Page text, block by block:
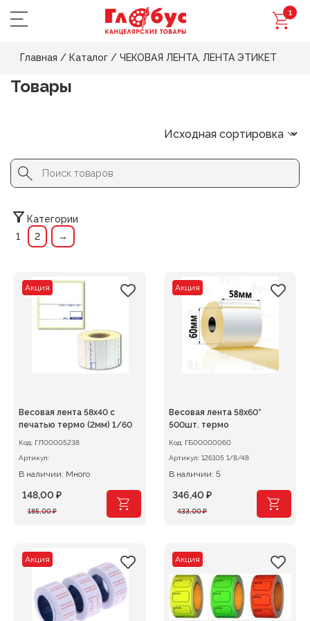
1
Главная / Каталог / ЧЕКОВАЯ ЛЕНТА, ЛЕНТА ЭТИКЕТ
Товары
Search
for:
Button
Категории
1
2 →
Акция
Весовая лента 58х40 с
печатью термо (2мм) 1/60
Код: ГЛ00005238
Артикул:
В наличии: Много
185,00₽
Первоначальная
185,00 ₽.
148,00 ₽
Текущая
Акция
Весовая лента 58х60*
500шт. термо
Код: ГБ00000060
Артикул:
126105 1/8/48
В наличии: 5
433,00₽
Первоначальная
433,00 ₽.
346,40 ₽
Текущая
Акция Акция